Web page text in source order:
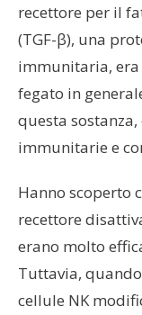
recettore per il
(TGF-β), una
immunitaria, era
fegato in
questa
immunitarie e
Hanno scoperto
recettore
erano molto
Tuttavia,
cellule NK